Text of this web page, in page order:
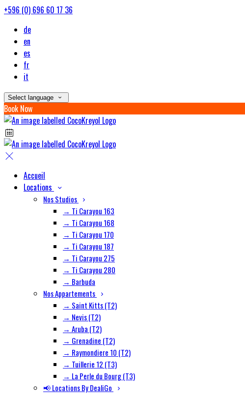
+596 (0) 696 60 17 36
de
en
es
fr
it
Select language
Book Now
Accueil
Locations
Nos Studios
→ Ti Carayou 163
→ Ti Carayou 168
→ Ti Carayou 170
→ Ti Carayou 187
→ Ti Carayou 275
→ Ti Carayou 280
→ Barbuda
Nos Appartements
→ Saint Kitts (T2)
→ Nevis (T2)
→ Aruba (T2)
→ Grenadine (T2)
→ Raymondiere 10 (T2)
→ Tuillerie 12 (T3)
→ La Perle du Bourg (T3)
📢 Locations By DealiGo